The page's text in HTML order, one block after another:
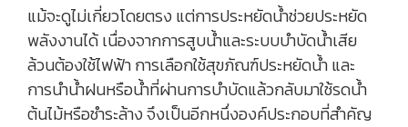
แม้จะดูไม่เกี่ยวโดยตรง แต่การประหยัดน้ำช่วยประหยัด
พลังงานได้ เนื่องจากการสูบน้ำและระบบบำบัดน้ำเสีย
ล้วนต้องใช้ไฟฟ้า การเลือกใช้สุขภัณฑ์ประหยัดน้ำ และ
การนำน้ำฝนหรือน้ำที่ผ่านการบำบัดแล้วกลับมาใช้รดน้ำ
ต้นไม้หรือชำระล้าง จึงเป็นอีกหนึ่งองค์ประกอบที่สำคัญ